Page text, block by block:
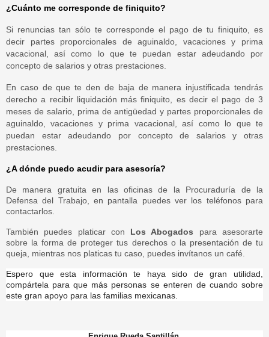
¿Cuánto me corresponde de finiquito?
Si renuncias tan sólo te corresponde el pago de tu finiquito, es
decir partes proporcionales de aguinaldo, vacaciones y prima
vacacional, así como lo que te puedan estar adeudando por
concepto de salarios y otras prestaciones.
En caso de que te den de baja de manera injustificada tendrás
derecho a recibir liquidación más finiquito, es decir el pago de 3
meses de salario, prima de antigüedad y partes proporcionales de
aguinaldo, vacaciones y prima vacacional, así como lo que te
puedan estar adeudando por concepto de salarios y otras
prestaciones.
¿A dónde puedo acudir para asesoría?
De manera gratuita en las oficinas de la Procuraduría de la
Defensa del Trabajo, en pantalla puedes ver los teléfonos para
contactarlos.
También puedes platicar con Los Abogados para asesorarte
sobre la forma de proteger tus derechos o la presentación de tu
queja, mientras nos platicas tu caso, puedes invítanos un café.
Espero que esta información te haya sido de gran utilidad,
compártela para que más personas se enteren de cuando sobre
este gran apoyo para las familias mexicanas.